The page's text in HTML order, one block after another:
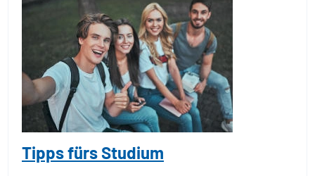
Tipps fürs Studium